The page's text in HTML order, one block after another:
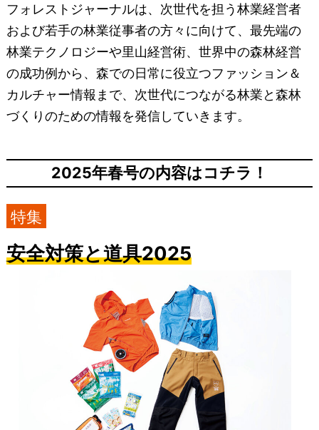
フォレストジャーナルは、次世代を担う林業経営者
および若手の林業従事者の方々に向けて、最先端の
林業テクノロジーや里山経営術、世界中の森林経営
の成功例から、森での日常に役立つファッション＆
カルチャー情報まで、次世代につながる林業と森林
づくりのための情報を発信していきます。
2025年春号の内容はコチラ！
特集
安全対策と道具2025